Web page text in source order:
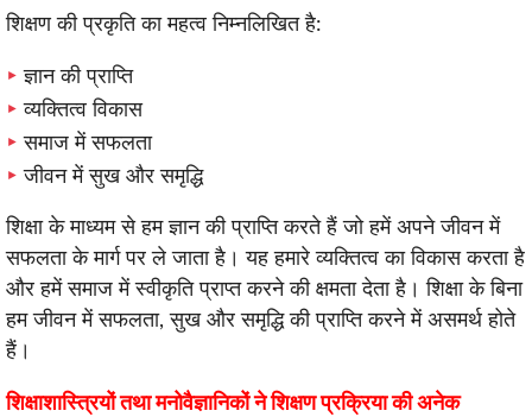
शिक्षण की प्रकृति का महत्व निम्नलिखित है:
ज्ञान की प्राप्ति
व्यक्तित्व विकास
समाज में सफलता
जीवन में सुख और समृद्धि
शिक्षा के माध्यम से हम ज्ञान की प्राप्ति करते हैं जो हमें अपने जीवन में
सफलता के मार्ग पर ले जाता है। यह हमारे व्यक्तित्व का विकास करता है
और हमें समाज में स्वीकृति प्राप्त करने की क्षमता देता है। शिक्षा के बिना
हम जीवन में सफलता, सुख और समृद्धि की प्राप्ति करने में असमर्थ होते
हैं।
शिक्षाशास्त्रियों तथा मनोवैज्ञानिकों ने शिक्षण प्रक्रिया की अनेक